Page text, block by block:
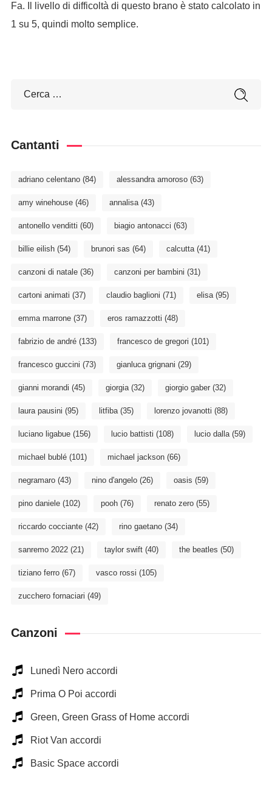
Fa. Il livello di difficoltà di questo brano è stato calcolato in
1 su 5, quindi molto semplice.
Cantanti
adriano celentano(84) alessandra amoroso(63)
amy winehouse(46) annalisa(43)
antonello venditti (60) biagio antonacci (63)
billie eilish(54) brunori sas (64) calcutta(41)
canzoni di natale(36) canzoni per bambini (31)
cartoni animati (37) claudio baglioni (71) elisa(95)
emma marrone(37) eros ramazzotti (48)
fabrizio de andré(133) francesco de gregori (101)
francesco guccini (73) gianluca grignani (29)
gianni morandi (45) giorgia(32) giorgio gaber(32)
laura pausini (95) litfiba(35) lorenzo jovanotti (88)
luciano ligabue(156) lucio battisti (108) lucio dalla(59)
michael bublé(101) michael jackson(66)
negramaro(43) nino d'angelo(26) oasis (59)
pino daniele(102) pooh(76) renato zero(55)
riccardo cocciante(42) rino gaetano(34)
sanremo 2022(21) taylor swift(40) the beatles (50)
tiziano ferro(67) vasco rossi (105)
zucchero fornaciari (49)
Canzoni
Lunedì Nero accordi
Prima O Poi accordi
Green, Green Grass of Home accordi
Riot Van accordi
Basic Space accordi